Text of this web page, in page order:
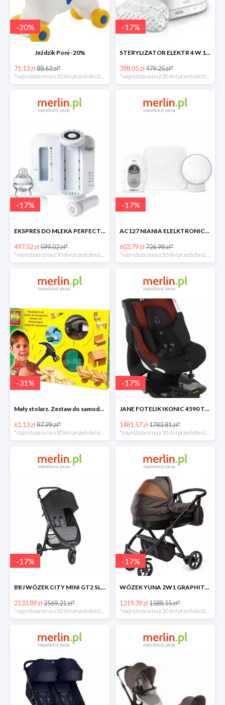
-20%
Jeździk Poni -20%
71.13 zł88.63 zł*
*najniższa cena z 30 dni przed obniżką
-17%
STERYLIZATOR ELEKTR 4 W 1 -17%
398.05 zł479.25 zł*
*najniższa cena z 30 dni przed obniżką
-17%
EKSPRES DO MLEKA PERFECT PREP Tommee Tippee -17%
497.52 zł599.02 zł*
-17%
AC127 NIANIA ELELKTRONICZNA Z CZUJNIKIEM RUCHU -17%
603.79 zł726.98 zł*
-31%
Mały stolarz. Zestaw do samodzielnego wykonania -30%
61.13 zł87.99 zł*
*najniższa cena z 30 dni przed obniżką
-17%
JANE FOTELIK IKONIC 4590 T77 NOMADS -17%
1481.57 zł1783.81 zł*
*najniższa cena z 30 dni przed obniżką
-17%
BBJ WÓZEK CITY MINI GT2 SLATE -17%
2133.89 zł2569.21 zł*
-17%
WÓZEK YUNA 2W1 GRAPHITE -17%
1319.39 zł1588.55 zł*